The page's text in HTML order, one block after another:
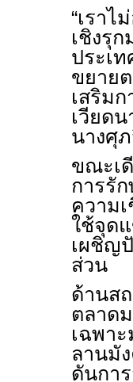
“เรา
เชิงรุ
ประเ
ขยาย
เสริม
เวียด
นางศุ
ขณะเ
การรั
ความ
ใช้จุด
เผชิญ
ส่วน
ด้านส
ตลาด
เฉพา
ลานมั
ดันกา